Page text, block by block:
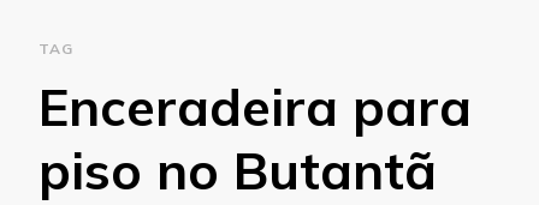
TAG
Enceradeira para
piso no Butantã